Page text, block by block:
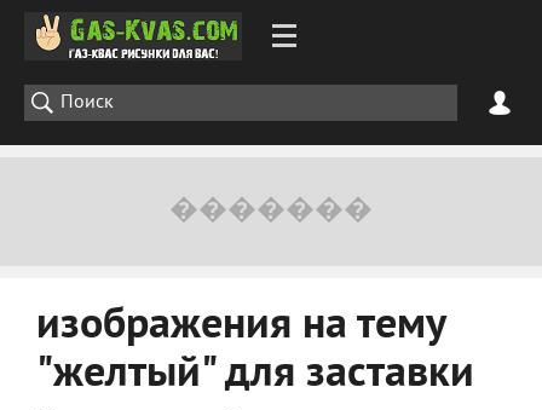
изображения на тему
"желтый" для заставки